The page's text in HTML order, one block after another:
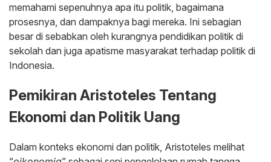
memahami sepenuhnya apa itu politik, bagaimana
prosesnya, dan dampaknya bagi mereka. Ini sebagian
besar di sebabkan oleh kurangnya pendidikan politik di
sekolah dan juga apatisme masyarakat terhadap politik di
Indonesia.
Pemikiran Aristoteles Tentang
Ekonomi dan Politik Uang
Dalam konteks ekonomi dan politik, Aristoteles melihat